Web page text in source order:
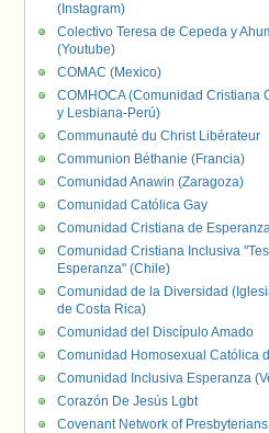
(Instagram)
Colectivo Teresa de Cepeda y
(Youtube)
COMAC (Mexico)
COMHOCA (Comunidad Cristiana
y Lesbiana-Perú)
Communauté du Christ Libérateur
Communion Béthanie (Francia)
Comunidad Anawin (Zaragoza)
Comunidad Católica Gay
Comunidad Cristiana de
Comunidad Cristiana Inclusiva
Esperanza" (Chile)
Comunidad de la Diversidad
de Costa Rica)
Comunidad del Discípulo Amado
Comunidad Homosexual Católica
Comunidad Inclusiva Esperanza
Corazón De Jesús Lgbt
Covenant Network of Presbyterians